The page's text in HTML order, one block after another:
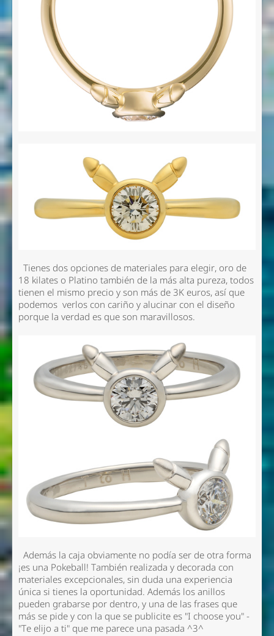
Tienes dos opciones de materiales para elegir, oro de
18 kilates o Platino también de la más alta pureza, todos
tienen el mismo precio y son más de 3K euros, así que
podemos verlos con cariño y alucinar con el diseño
porque la verdad es que son maravillosos.
Además la caja obviamente no podía ser de otra forma
¡es una Pokeball! También realizada y decorada con
materiales excepcionales, sin duda una experiencia
única si tienes la oportunidad. Además los anillos
pueden grabarse por dentro, y una de las frases que
más se pide y con la que se publicite es "I choose you" -
"Te elijo a ti" que me parece una pasada ^3^